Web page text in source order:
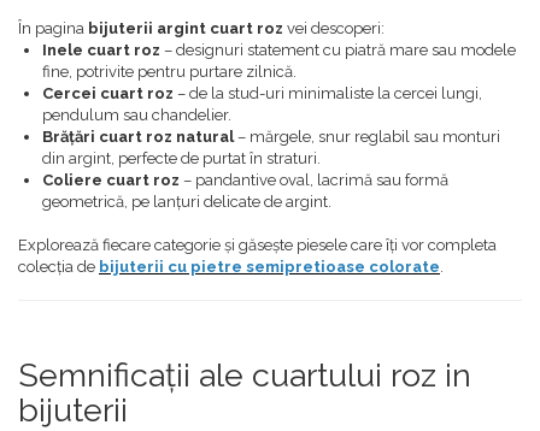
În pagina bijuterii argint cuart roz vei descoperi:
Inele cuart roz – designuri statement cu piatră mare sau modele
fine, potrivite pentru purtare zilnică.
Cercei cuart roz – de la stud-uri minimaliste la cercei lungi,
pendulum sau chandelier.
Brățări cuart roz natural– mărgele, snur reglabil sau monturi
din argint, perfecte de purtat în straturi.
Coliere cuart roz – pandantive oval, lacrimă sau formă
geometrică, pe lanțuri delicate de argint.
Explorează fiecare categorie și găsește piesele care îți vor completa
colecția de bijuterii cu pietre semipretioase colorate.
Semnificații ale cuartului roz in
bijuterii